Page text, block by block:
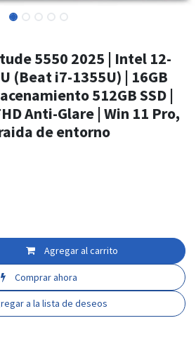
5550 2025 | Intel 12-
(Beat i7-1355U) | 16GB
512GB SSD |
Anti-Glare | Win 11 Pro,
de entorno
Agregar al carrito
Comprar ahora
a la lista de deseos